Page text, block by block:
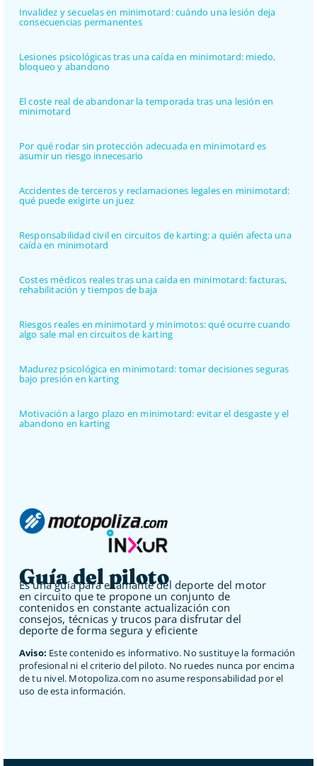
Invalidez y secuelas en minimotard: cuándo una lesión deja
consecuencias permanentes
Lesiones psicológicas tras una caída en minimotard: miedo,
bloqueo y abandono
El coste real de abandonar la temporada tras una lesión en
minimotard
Por qué rodar sin protección adecuada en minimotard es
asumir un riesgo innecesario
Accidentes de terceros y reclamaciones legales en minimotard:
qué puede exigirte un juez
Responsabilidad civil en circuitos de karting: a quién afecta una
caída en minimotard
Costes médicos reales tras una caída en minimotard: facturas,
rehabilitación y tiempos de baja
Riesgos reales en minimotard y minimotos: qué ocurre cuando
algo sale mal en circuitos de karting
Madurez psicológica en minimotard: tomar decisiones seguras
bajo presión en karting
Motivación a largo plazo en minimotard: evitar el desgaste y el
abandono en karting
Guía del piloto
Es una guía para el amante del deporte del motor
en circuito que te propone un conjunto de
contenidos en constante actualización con
consejos, técnicas y trucos para disfrutar del
deporte de forma segura y eficiente
Aviso: Este contenido es informativo. No sustituye la formación
profesional ni el criterio del piloto. No ruedes nunca por encima
de tu nivel. Motopoliza.com no asume responsabilidad por el
uso de esta información.